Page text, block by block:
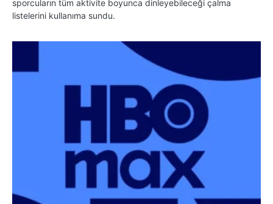
sporcuların tüm aktivite boyunca dinleyebileceği çalma
listelerini kullanıma sundu.